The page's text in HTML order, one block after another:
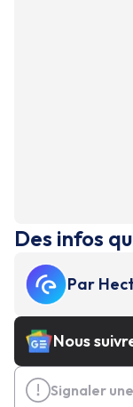
Des infos
Par
Nous
Signaler